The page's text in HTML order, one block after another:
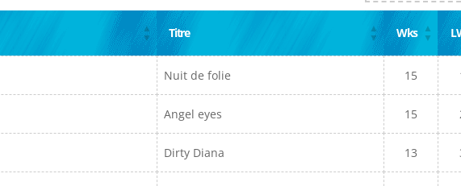
Titre Wks
Nuit de folie 15
Angel eyes 15
Dirty Diana 13